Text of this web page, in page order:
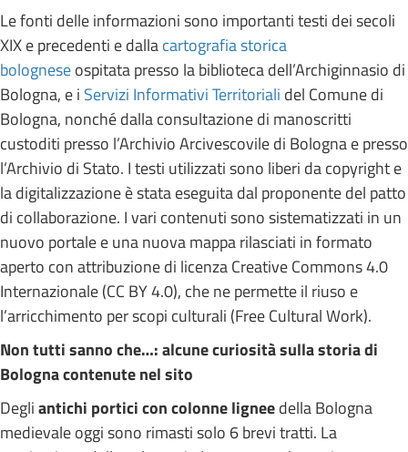
Le fonti delle informazioni sono importanti testi dei secoli
XIX e precedenti e dallacartografia storica
bologneseospitata presso la biblioteca dell’Archiginnasio di
Bologna, e i Servizi Informativi Territoriali del Comune di
Bologna, nonché dalla consultazione di manoscritti
custoditi presso l’Archivio Arcivescovile di Bologna e presso
l’Archivio di Stato. I testi utilizzati sono liberi da copyright e
la digitalizzazione è stata eseguita dal proponente del patto
di collaborazione. I vari contenuti sono sistematizzati in un
nuovo portale e una nuova mappa rilasciati in formato
aperto con attribuzione di licenza Creative Commons 4.0
Internazionale (CC BY 4.0), che ne permette il riuso e
l’arricchimento per scopi culturali (Free Cultural Work).
Non tutti sanno che…: alcune curiosità sulla storia di
Bologna contenute nel sito
Degliantichi portici con colonne ligneedella Bologna
medievale oggi sono rimasti solo 6 brevi tratti. La